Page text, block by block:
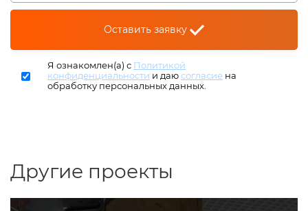
Оставить заявку
Я ознакомлен(а) с Политикой
конфиденциальности и даюсогласие на
обработку персональных данных.
Другие проекты